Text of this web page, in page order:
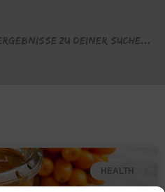
zu deiner Suche...
HEALTH